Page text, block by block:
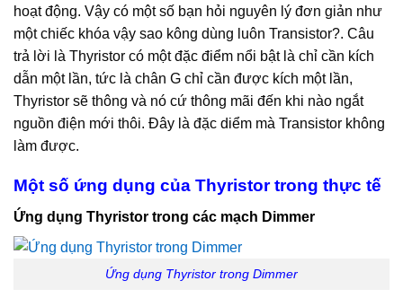
hoạt động. Vậy có một số bạn hỏi nguyên lý đơn giản như
một chiếc khóa vậy sao kông dùng luôn Transistor?. Câu
trả lời là Thyristor có một đặc điểm nổi bật là chỉ cần kích
dẫn một lần, tức là chân G chỉ cần được kích một lần,
Thyristor sẽ thông và nó cứ thông mãi đến khi nào ngắt
nguồn điện mới thôi. Đây là đặc diểm mà Transistor không
làm được.
Một số ứng dụng của Thyristor trong thực tế
Ứng dụng Thyristor trong các mạch Dimmer
Ứng dụng Thyristor trong Dimmer